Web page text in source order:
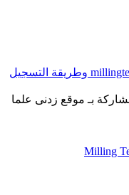
قوانين موقع زدنى علما millingtec.com/php وطريقة التسجيل
بـ موقع زدنى علما